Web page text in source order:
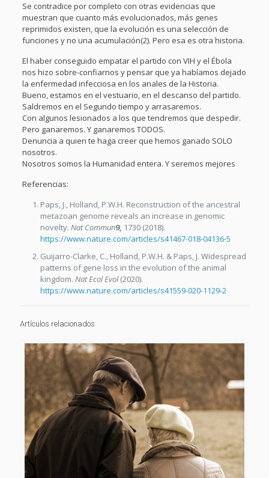
Se contradice por completo con otras evidencias que
muestran que cuanto más evolucionados, más genes
reprimidos existen, que la evolución es una selección de
funciones y no una acumulación(2). Pero esa es otra historia.
El haber conseguido empatar el partido con VIH y el Ébola
nos hizo sobre-confiarnos y pensar que ya habíamos dejado
la enfermedad infecciosa en los anales de la Historia.
Bueno, estamos en el vestuario, en el descanso del partido.
Saldremos en el Segundo tiempo y arrasaremos.
Con algunos lesionados a los que tendremos que despedir.
Pero ganaremos. Y ganaremos TODOS.
Denuncia a quien te haga creer que hemos ganado SOLO
nosotros.
Nosotros somos la Humanidad entera. Y seremos mejores
Referencias:
Paps, J., Holland, P.W.H. Reconstruction of the ancestral
metazoan genome reveals an increase in genomic
novelty. Nat Commun9, 1730 (2018).
https://www.nature.com/articles/s41467-018-04136-5
Guijarro-Clarke, C., Holland, P.W.H. & Paps, J. Widespread
patterns of gene loss in the evolution of the animal
kingdom. Nat Ecol Evol(2020).
https://www.nature.com/articles/s41559-020-1129-2
Artículos relacionados